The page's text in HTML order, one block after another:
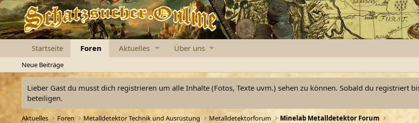
Startseite Foren Aktuelles Über uns
Neue Beiträge
Lieber Gast du musst dich registrieren um alle Inhalte (Fotos, Texte uvm.) sehen zu können. Sobald du registriert
beteiligen.
Aktuelles Foren Metalldetektor Technik und Ausrüstung Metalldetektorforum Minelab Metalldetektor Forum